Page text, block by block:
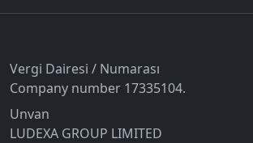
Vergi Dairesi / Numarası
Company number 17335104.
Unvan
LUDEXA GROUP LIMITED